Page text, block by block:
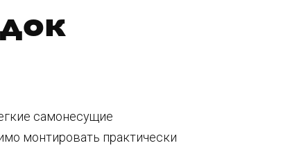
самонесущие
монтировать практически